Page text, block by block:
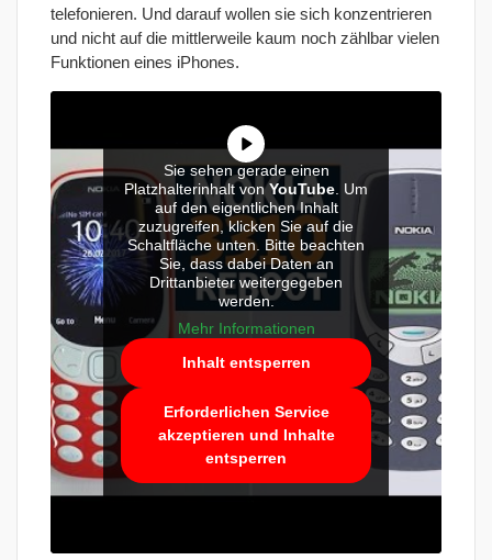
telefonieren. Und darauf wollen sie sich konzentrieren
und nicht auf die mittlerweile kaum noch zählbar vielen
Funktionen eines iPhones.
Sie sehen gerade einen
Platzhalterinhalt vonYouTube . Um
auf den eigentlichen Inhalt
zuzugreifen, klicken Sie auf die
Schaltfläche unten. Bitte beachten
Sie, dass dabei Daten an
Drittanbieter weitergegeben
werden.
Mehr Informationen
Inhalt entsperren
Erforderlichen Service
akzeptieren und Inhalte
entsperren